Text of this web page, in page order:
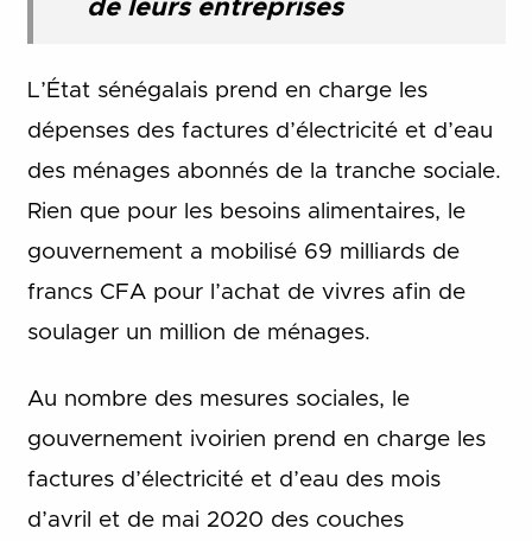
de leurs entreprises
L’État sénégalais prend en charge les
dépenses des factures d’électricité et d’eau
des ménages abonnés de la tranche sociale.
Rien que pour les besoins alimentaires, le
gouvernement a mobilisé 69 milliards de
francs CFA pour l’achat de vivres afin de
soulager un million de ménages.
Au nombre des mesures sociales, le
gouvernement ivoirien prend en charge les
factures d’électricité et d’eau des mois
d’avril et de mai 2020 des couches